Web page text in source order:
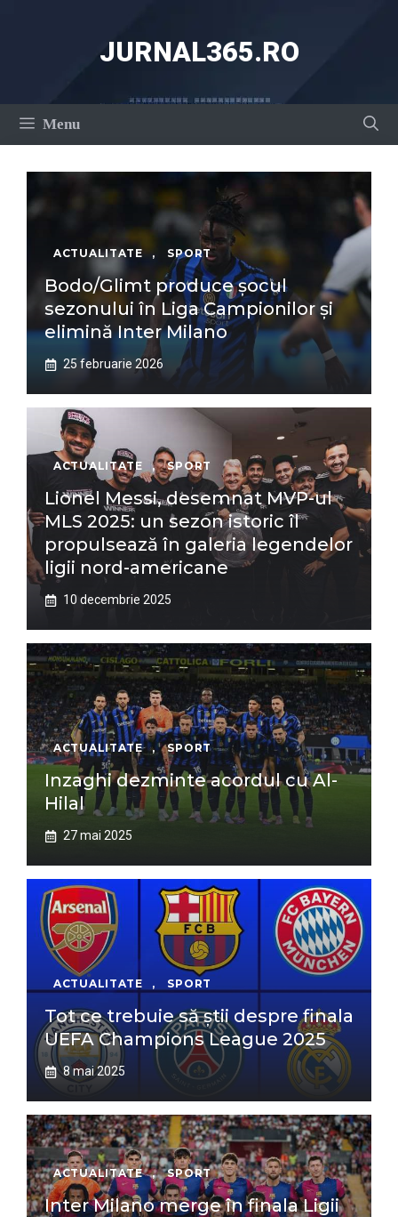
JURNAL365.RO
Menu
ACTUALITATE , SPORT
Bodo/Glimt produce șocul
sezonului în Liga Campionilor și
elimină Inter Milano
25 februarie 2026
ACTUALITATE , SPORT
Lionel Messi, desemnat MVP-ul
MLS 2025: un sezon istoric îl
propulsează în galeria legendelor
ligii nord-americane
10 decembrie 2025
ACTUALITATE , SPORT
Inzaghi dezminte acordul cu Al-
Hilal
27 mai 2025
ACTUALITATE , SPORT
Tot ce trebuie să știi despre finala
UEFA Champions League 2025
8 mai 2025
ACTUALITATE , SPORT
Inter Milano merge în finala Ligii